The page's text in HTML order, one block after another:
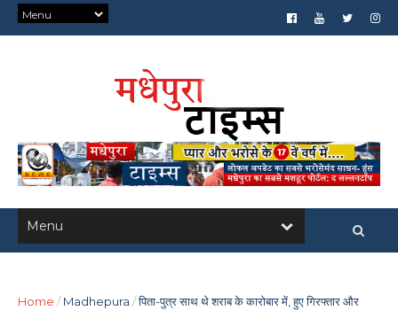
Home / Madhepura /पिता-पुत्र साथ थे शराब के कारोबार में, हुए गिरफ्तार और